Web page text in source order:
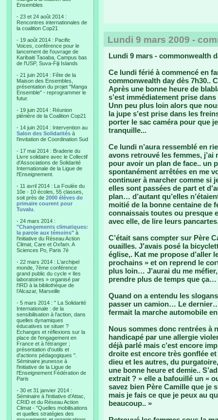
Ensembles
- 23 et 24 août 2014 :
Rencontres internationales de
la coalition Cop21
- 19 août 2014 : Pacific
Voices, conférence pour le
lancement de l'ouvrage de
Karibaiti Taoaba, Campus bas
de l'USP, Suva-Fiji Islands
- 21 juin 2014 : Fête de la
Maison des Ensembles,
présentation du projet "Manga
Ensemble" - reprogrammer le
futur.
- 19 juin 2014 : Réunion
plénière de la Coalition Cop21
- 14 juin 2014 : Intervention au
Salon des Solidarités à
l'invitation de Coordination Sud
- 17 mai 2014 : Braderie du
Livre solidaire avec le Collectif
d'Associations de Solidarité
Internationale de la Ligue de
l'Enseignement.
- 11 avril 2014 : La Foulée du
10e - 10 écoles, 55 classes,
soit près de 2000 élèves de
primaire courent pour
Tuvalu
- 24 mars 2014 :
"Changements climatiques:
la parole aux témoins" à
l'initiative du Réseau Action
Climat, Care et Oxfam. A
Sciences Po, Paris 7è
- 22 mars 2014 : L'archipel
monde, 7ème conférence
grand public du cycle « Iles
laboratoires » organisé par
l'IRD à la bibliothèque de
l’Alcazar, Marseille
- 5 mars 2014 : " La Solidarité
Internationale : de la
sensibilisation à l'action, dans
quelles dynamiques
éducatives se situer ?
Echanges et réflexions sur la
place de l'engagement en
France et à l'étranger ;
présentation d'outils et
d'actions pédagogiques ".
Séminaire jeunesse à
l'initiative de la Ligue de
l'Enseignement Fédération de
Paris
- 30 et 31 janvier 2014 :
Séminaire à l'initiative d'Attac,
CRID et du Réseau Action
Climat - "Quelles mobilisations
et quelles stratégies des
Lundi 9 mars 2009 -
Lundi 9 mars - commonwealth
Ce lundi férié à commencé en
commonwealth day dès 7h30..
Après une bonne heure de
s’est immédiatement prise
Unn peu plus loin alors que
la jupe s’est prise dans les
porter le sac caméra pour que
tranquille...
Ce lundi n’aura ressemblé en
avons retrouvé les femmes, j’ai
pour avoir un plan de face.. un
spontanément arrêtées en me
continuer à marcher comme si
elles sont passées de part et
plan… d’autant qu’elles
moitié de la bonne centaine de
connaissais toutes ou presque
avec elle, de lire leurs
C’était sans compter sur Père
ouailles. J’avais posé la
église,. Kat me propose d’aller
prochains » et on reprend le
plus loin… J’aurai du me
prendre plus de temps que ça…
Quand on a entendu les
passer un camion… Le
fermait la marche automobile
Nous sommes donc rentrées à
handicapé par une allergie
déjà parlé mais c’est encore
droite est encore très gonflée
dieu et les autres, du
une bonne heure et demie..
extrait ? » elle a bafouillé un «
savez bien Père Camille que je
mais je fais ce que je peux au
beaucoup.. »